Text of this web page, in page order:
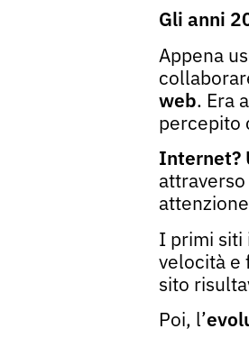
Gli anni
Appena
web. Era
percepito
Internet?
I primi siti
velocità e
sito
Poi, l’